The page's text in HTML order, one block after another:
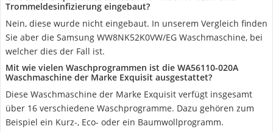
Trommeldesinfizierung eingebaut?
Nein, diese wurde nicht eingebaut. In unserem Vergleich finden
Sie aber die Samsung WW8NK52K0VW/EG Waschmaschine, bei
welcher dies der Fall ist.
Mit wie vielen Waschprogrammen ist die WA56110-020A
Waschmaschine der Marke Exquisit ausgestattet?
Diese Waschmaschine der Marke Exquisit verfügt insgesamt
über 16 verschiedene Waschprogramme. Dazu gehören zum
Beispiel ein Kurz-, Eco- oder ein Baumwollprogramm.